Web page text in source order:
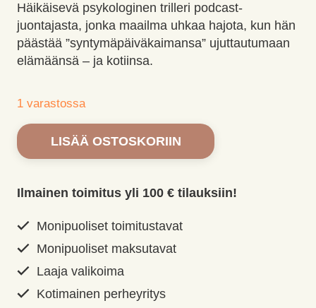
Häikäisevä psykologinen trilleri podcast-
juontajasta, jonka maailma uhkaa hajota, kun hän
päästää ”syntymäpäiväkaimansa” ujuttautumaan
elämäänsä – ja kotiinsa.
1 varastossa
Mikään
tästä
totta.
Jewell,
määrä
LISÄÄ OSTOSKORIIN
Ilmainen toimitus yli 100 € tilauksiin!
Monipuoliset toimitustavat
Monipuoliset maksutavat
Laaja valikoima
Kotimainen perheyritys